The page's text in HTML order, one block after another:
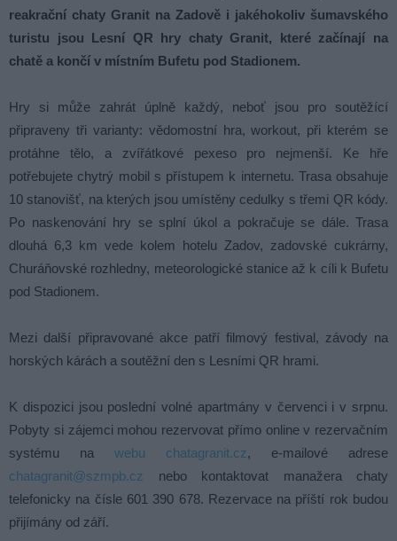
reakrační chaty Granit na Zadově i jakéhokoliv šumavského
turistu jsou Lesní QR hry chaty Granit, které začínají na
chatě a končí v místním Bufetu pod Stadionem.
Hry si může zahrát úplně každý, neboť jsou pro soutěžící
připraveny tři varianty: vědomostní hra, workout, při kterém se
protáhne tělo, a zvířátkové pexeso pro nejmenší. Ke hře
potřebujete chytrý mobil s přístupem k internetu. Trasa obsahuje
10 stanovišť, na kterých jsou umístěny cedulky s třemi QR kódy.
Po naskenování hry se splní úkol a pokračuje se dále. Trasa
dlouhá 6,3 km vede kolem hotelu Zadov, zadovské cukrárny,
Churáňovské rozhledny, meteorologické stanice až k cíli k Bufetu
pod Stadionem.
Mezi další připravované akce patří filmový festival, závody na
horských kárách a soutěžní den s Lesními QR hrami.
K dispozici jsou poslední volné apartmány v červenci i v srpnu.
Pobyty si zájemci mohou rezervovat přímo online v rezervačním
systému na webu chatagranit.cz, e-mailové adrese
chatagranit@szmpb.cz nebo kontaktovat manažera chaty
telefonicky na čísle 601 390 678. Rezervace na příští rok budou
přijímány od září.